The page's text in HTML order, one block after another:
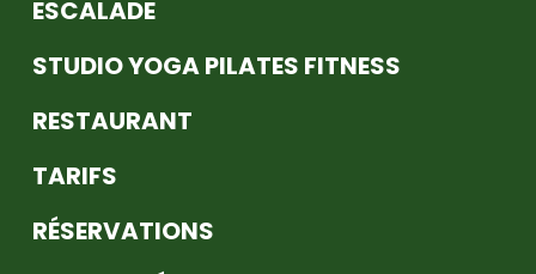
ESCALADE
STUDIO YOGA PILATES FITNESS
RESTAURANT
TARIFS
RÉSERVATIONS